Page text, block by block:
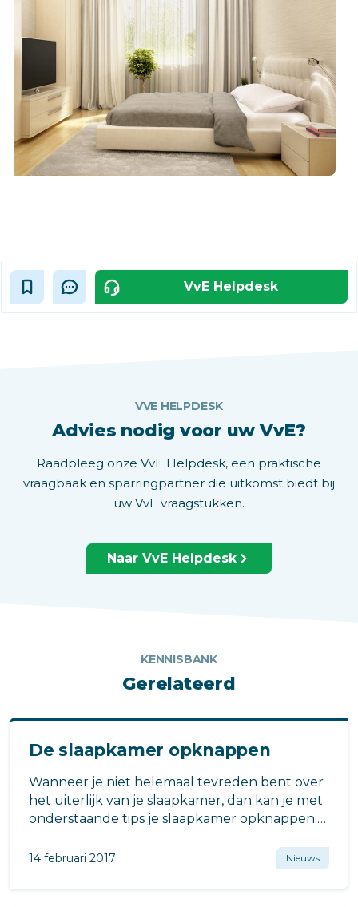
VvE Helpdesk
VVE HELPDESK
Advies nodig voor uw VvE?
Raadpleeg onze VvE Helpdesk, een praktische
vraagbaak en sparringpartner die uitkomst biedt bij
uw VvE vraagstukken.
Naar VvE Helpdesk
KENNISBANK
Gerelateerd
De slaapkamer opknappen
Wanneer je niet helemaal tevreden bent over
het uiterlijk van je slaapkamer, dan kan je met
onderstaande tips je slaapkamer opknappen.
omgooien of een andere sfeer creëren met
14 februari 2017 Nieuws